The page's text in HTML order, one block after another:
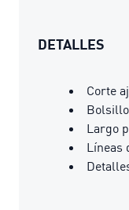
DETALLES
Corte
Largo
Líneas